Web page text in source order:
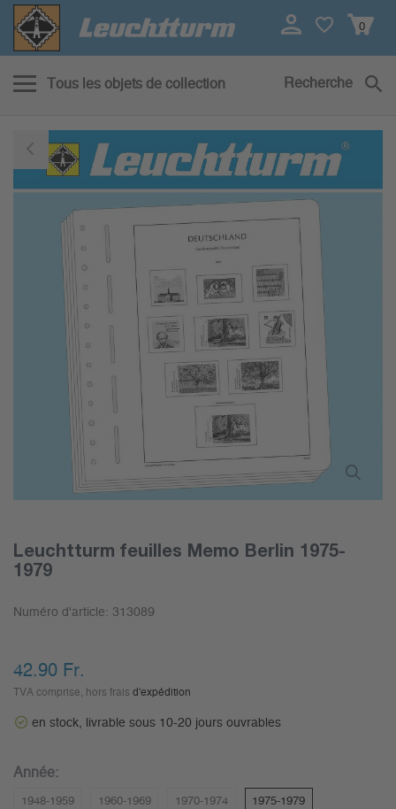
0
Tous les objets de collection Recherche
Leuchtturm feuilles Memo Berlin 1975-
1979
Numéro d'article: 313089
42.90 Fr.
TVA comprise, hors frais d'expédition
en stock, livrable sous 10-20 jours ouvrables
Année:
1948-1959 1960-1969 1970-1974 1975-1979